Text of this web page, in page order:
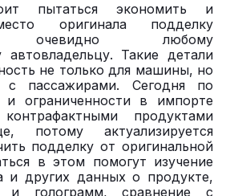
пытаться экономить и
оригинала подделку
очевидно любому
автовладельцу. Такие детали
не только для машины, но
пассажирами. Сегодня по
и ограниченности в импорте
продуктами
потому актуализируется
подделку от оригинальной
в этом помогут изучение
и других данных о продукте,
и голограмм, сравнение с